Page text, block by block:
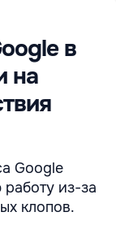
в
на
Google
из-за
клопов.